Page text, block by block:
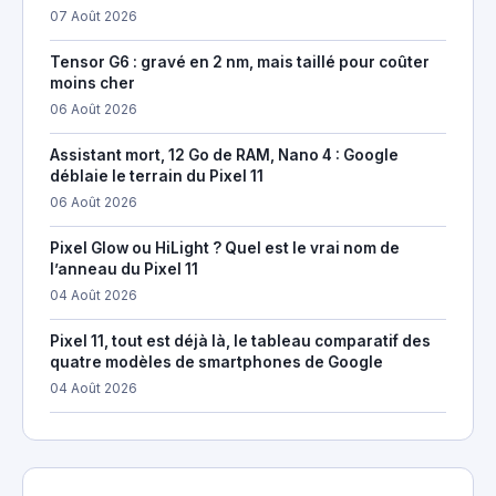
07 Août 2026
Tensor G6 : gravé en 2 nm, mais taillé pour coûter
moins cher
06 Août 2026
Assistant mort, 12 Go de RAM, Nano 4 : Google
déblaie le terrain du Pixel 11
06 Août 2026
Pixel Glow ou HiLight ? Quel est le vrai nom de
l’anneau du Pixel 11
04 Août 2026
Pixel 11, tout est déjà là, le tableau comparatif des
quatre modèles de smartphones de Google
04 Août 2026